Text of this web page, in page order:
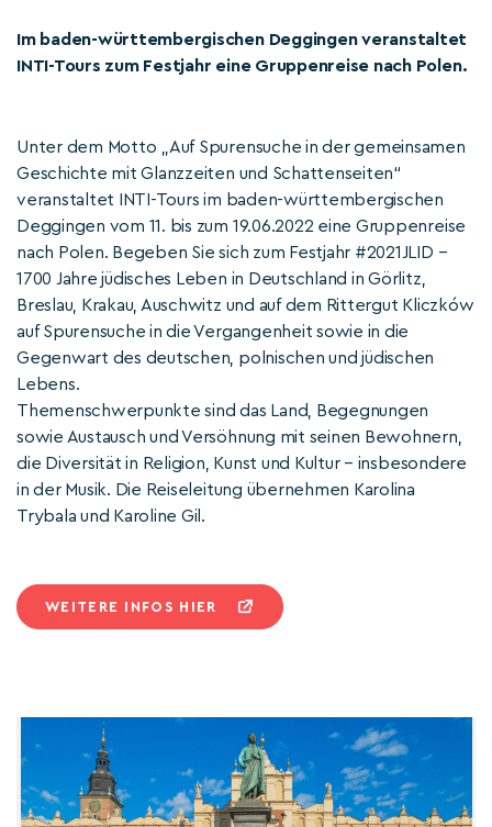
Im baden-württembergischen Deggingen veranstaltet
INTI-Tours zum Festjahr eine Gruppenreise nach Polen.
Unter dem Motto „Auf Spurensuche in der gemeinsamen
Geschichte mit Glanzzeiten und Schattenseiten“
veranstaltet INTI-Tours im baden-württembergischen
Deggingen vom 11. bis zum 19.06.2022 eine Gruppenreise
nach Polen. Begeben Sie sich zum Festjahr #2021JLID –
1700 Jahre jüdisches Leben in Deutschland in Görlitz,
Breslau, Krakau, Auschwitz und auf dem Rittergut Kliczków
auf Spurensuche in die Vergangenheit sowie in die
Gegenwart des deutschen, polnischen und jüdischen
Lebens.
Themenschwerpunkte sind das Land, Begegnungen
sowie Austausch und Versöhnung mit seinen Bewohnern,
die Diversität in Religion, Kunst und Kultur – insbesondere
in der Musik. Die Reiseleitung übernehmen Karolina
Trybala und Karoline Gil.
WEITERE INFOS HIER